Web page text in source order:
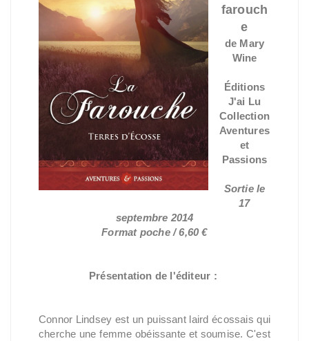
farouch
e
de Mary
Wine
Éditions
J'ai Lu
Collection
Aventures
et
Passions
Sortie le
17
septembre 2014
Format poche / 6,60 €
Présentation de l'éditeur :
Connor Lindsey est un puissant laird écossais qui
cherche une femme obéissante et soumise. C'est